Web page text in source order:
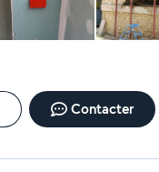
Contacter